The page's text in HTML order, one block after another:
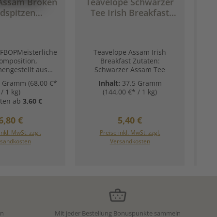
aus
Tips.
Genuss. Unsere
von
Gramm (68,00 €*
/ 1 kg)
ab 3,60 €
Preis:
€
MwSt. zzgl.
Tee Irish Breakfast
Teavelope Assam Irish
Breakfast Zutaten:
Schwarzer Assam Tee
Inhalt: 37.5 Gramm
(144,00 €* / 1 kg)
Regulärer Preis:
5,40 €
Preise inkl. MwSt. zzgl.
Versandkosten
In den Warenkorb
Mit jeder Bestellung Bonuspunkte sammeln